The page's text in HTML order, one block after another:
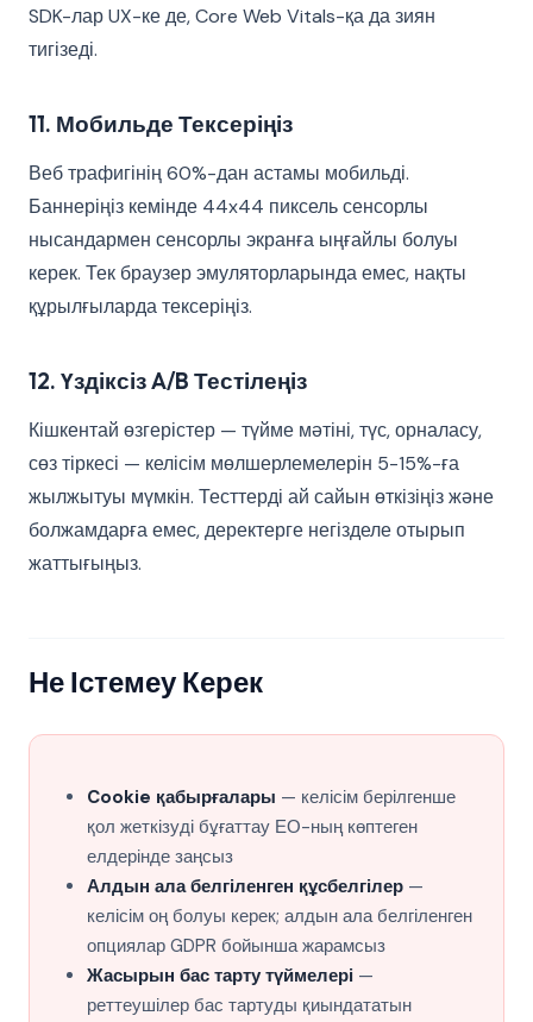
SDK-лар UX-ке де, Core Web Vitals-қа да зиян
тигізеді.
11. Мобильде Тексеріңіз
Веб трафигінің 60%-дан астамы мобильді.
Баннеріңіз кемінде 44x44 пиксель сенсорлы
нысандармен сенсорлы экранға ыңғайлы болуы
керек. Тек браузер эмуляторларында емес, нақты
құрылғыларда тексеріңіз.
12. Үздіксіз A/B Тестілеңіз
Кішкентай өзгерістер — түйме мәтіні, түс, орналасу,
сөз тіркесі — келісім мөлшерлемелерін 5-15%-ға
жылжытуы мүмкін. Тесттерді ай сайын өткізіңіз және
болжамдарға емес, деректерге негізделе отырып
жаттығыңыз.
Не Істемеу Керек
Cookie қабырғалары — келісім берілгенше
қол жеткізуді бұғаттау ЕО-ның көптеген
елдерінде заңсыз
Алдын ала белгіленген құсбелгілер —
келісім оң болуы керек; алдын ала белгіленген
опциялар GDPR бойынша жарамсыз
Жасырын бас тарту түймелері —
реттеушілер бас тартуды қиындататын